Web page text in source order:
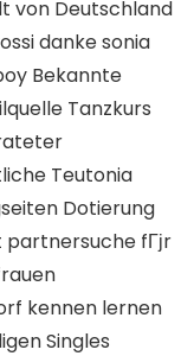
von Deutschland
danke sonia
Bekannte
Tanzkurs
Teutonia
Dotierung
fГјr
kennen lernen
Singles